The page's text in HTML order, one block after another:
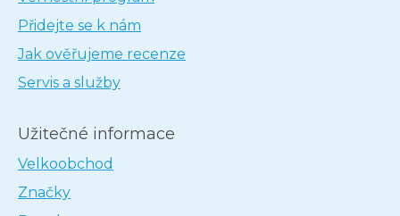
Přidejte se k nám
Jak ověřujeme recenze
Servis a služby
Užitečné informace
Velkoobchod
Značky